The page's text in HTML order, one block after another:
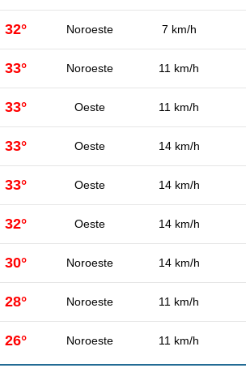
32° Noroeste 7 km/h
33° Noroeste 11 km/h
33° Oeste 11 km/h
33° Oeste 14 km/h
33° Oeste 14 km/h
32° Oeste 14 km/h
30° Noroeste 14 km/h
28° Noroeste 11 km/h
26° Noroeste 11 km/h